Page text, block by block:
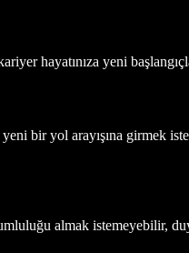
hayatınıza yeni
bir yol arayışına girmek
almak istemeyebilir,